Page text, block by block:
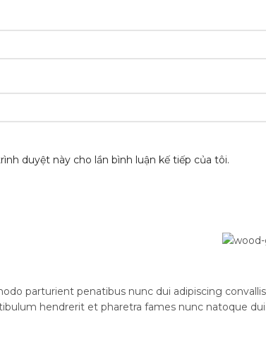
duyệt này cho lần bình luận kế tiếp của tôi.
parturient penatibus nunc dui adipiscing
hendrerit et pharetra fames nunc natoque dui.